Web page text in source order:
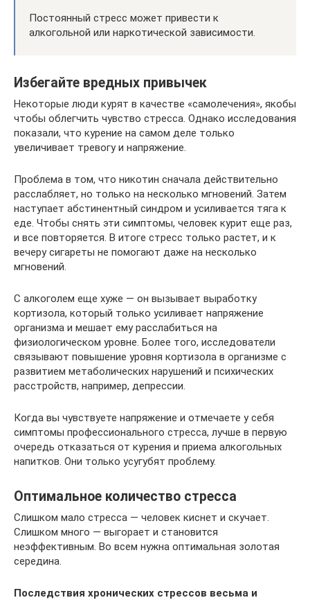
Постоянный стресс может привести к
алкогольной или наркотической зависимости.
Избегайте вредных привычек
Некоторые люди курят в качестве «самолечения», якобы
чтобы облегчить чувство стресса. Однако исследования
показали, что курение на самом деле только
увеличивает тревогу и напряжение.
Проблема в том, что никотин сначала действительно
расслабляет, но только на несколько мгновений. Затем
наступает абстинентный синдром и усиливается тяга к
еде. Чтобы снять эти симптомы, человек курит еще раз,
и все повторяется. В итоге стресс только растет, и к
вечеру сигареты не помогают даже на несколько
мгновений.
С алкоголем еще хуже — он вызывает выработку
кортизола, который только усиливает напряжение
организма и мешает ему расслабиться на
физиологическом уровне. Более того, исследователи
связывают повышение уровня кортизола в организме с
развитием метаболических нарушений и психических
расстройств, например, депрессии.
Когда вы чувствуете напряжение и отмечаете у себя
симптомы профессионального стресса, лучше в первую
очередь отказаться от курения и приема алкогольных
напитков. Они только усугубят проблему.
Оптимальное количество стресса
Слишком мало стресса — человек киснет и скучает.
Слишком много — выгорает и становится
неэффективным. Во всем нужна оптимальная золотая
середина.
Последствия хронических стрессов весьма и